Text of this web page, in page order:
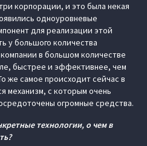
корпорации, и это была некая
одноуровневые
для реализации этой
у большого количества
в большом количестве
быстрее и эффективнее, чем
же самое происходит сейчас в
механизм, с которым очень
огромные средства.
технологии, о чем в